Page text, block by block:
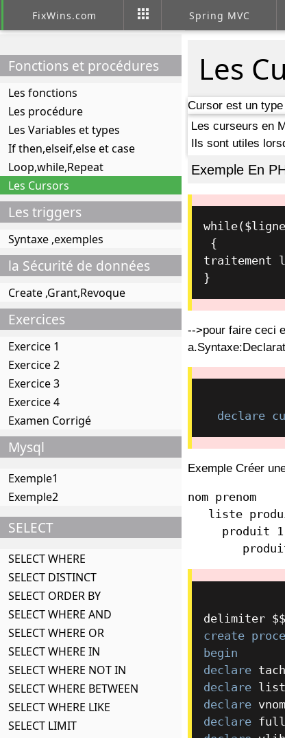
FixWins.com apps Spring MVC
Fonctions et procédures
Les fonctions
Les procédure
Les Variables et types
If then,elseif,else et case
Loop,while,Repeat
Les Cursors
Les triggers
Syntaxe ,exemples
la Sécurité de données
Create ,Grant,Revoque
Exercices
Exercice 1
Exercice 2
Exercice 3
Exercice 4
Examen Corrigé
Mysql
Exemple1
Exemple2
SELECT
SELECT WHERE
SELECT DISTINCT
SELECT ORDER BY
SELECT WHERE AND
SELECT WHERE OR
SELECT WHERE IN
SELECT WHERE NOT IN
SELECT WHERE BETWEEN
SELECT WHERE LIKE
SELECT LIMIT
Les
Cursor est un
Les curseurs en
Ils sont utiles
Exemple En
traitement
}
-->pour faire ceci
declare
Exemple Créer
nom prenom
create
begin
declare
declare
declare
declare